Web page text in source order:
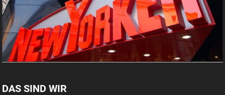
DAS SIND WIR